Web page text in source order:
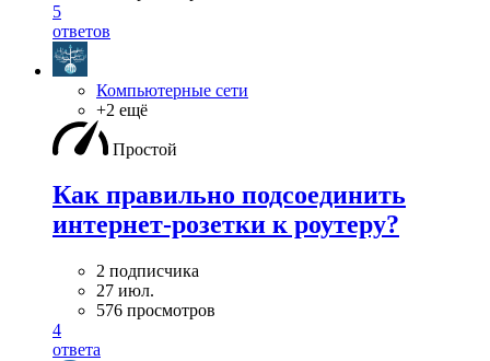
5
ответов
Компьютерные сети
+2 ещё
Простой
Как правильно подсоединить
интернет-розетки к роутеру?
2 подписчика
27 июл.
576 просмотров
4
ответа